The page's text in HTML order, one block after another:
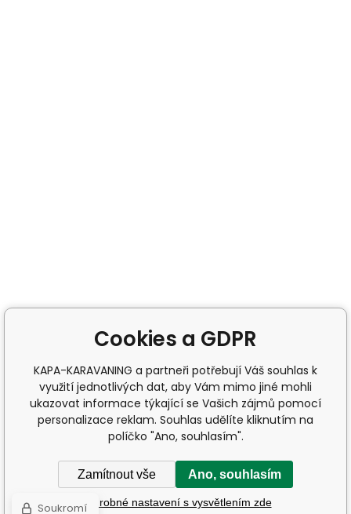
Cookies a GDPR
KAPA-KARAVANING a partneři potřebují Váš souhlas k
využití jednotlivých dat, aby Vám mimo jiné mohli
ukazovat informace týkající se Vašich zájmů pomocí
personalizace reklam. Souhlas udělíte kliknutím na
políčko "Ano, souhlasím".
Zamítnout vše Ano, souhlasím
Podrobné nastavení s vysvětlením zde
Soukromí